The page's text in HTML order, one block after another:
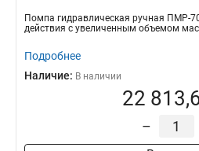
Помпа гидравлическая ручная ПМР-
действия с увеличенным объемом
Подробнее
Наличие: В наличии
22
–